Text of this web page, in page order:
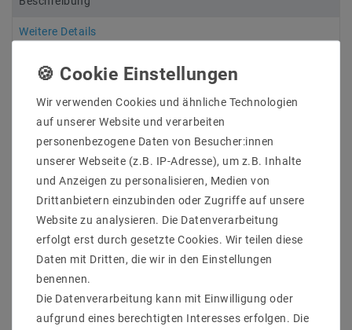
Weitere Details
RUN IP30
Hersteller: Helestra
Artikle Nr: 6057
Lichtfarb:
Werkstoff_Abdeckung:
EEK: -
Schutzart: IP30
Laenge_mm:
Hoehe_Tiefe_mm:
Durchmesser_mm:
Wir verwenden Cookies und ähnliche Technologien
auf unserer Website und verarbeiten
personenbezogene Daten von Besucher:innen
unserer Webseite (z.B. IP-Adresse), um z.B. Inhalte
und Anzeigen zu personalisieren, Medien von
Drittanbietern einzubinden oder Zugriffe auf unsere
Website zu analysieren. Die Datenverarbeitung
erfolgt erst durch gesetzte Cookies. Wir teilen diese
Daten mit Dritten, die wir in den Einstellungen
benennen.
Die Datenverarbeitung kann mit Einwilligung oder
aufgrund eines berechtigten Interesses erfolgen. Die